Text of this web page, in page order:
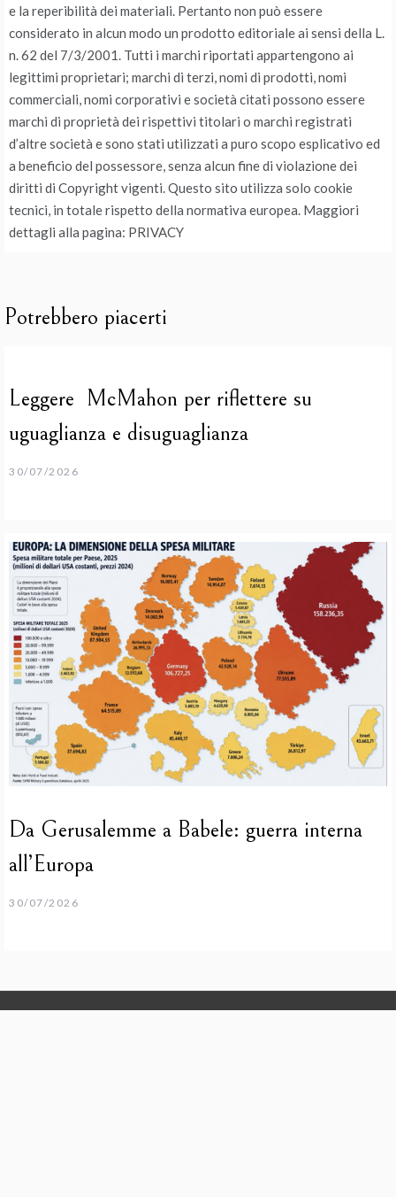
e la reperibilità dei materiali. Pertanto non può essere
considerato in alcun modo un prodotto editoriale ai sensi della L.
n. 62 del 7/3/2001. Tutti i marchi riportati appartengono ai
legittimi proprietari; marchi di terzi, nomi di prodotti, nomi
commerciali, nomi corporativi e società citati possono essere
marchi di proprietà dei rispettivi titolari o marchi registrati
d’altre società e sono stati utilizzati a puro scopo esplicativo ed
a beneficio del possessore, senza alcun fine di violazione dei
diritti di Copyright vigenti. Questo sito utilizza solo cookie
tecnici, in totale rispetto della normativa europea. Maggiori
dettagli alla pagina: PRIVACY
Potrebbero piacerti
Leggere McMahon per riflettere su
uguaglianza e disuguaglianza
30/07/2026
Da Gerusalemme a Babele: guerra interna
all’Europa
30/07/2026